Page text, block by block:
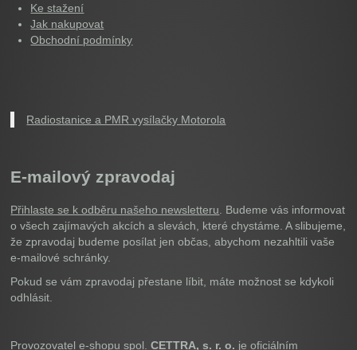
Ke stažení
Jak nakupovat
Obchodní podmínky
Radiostanice a PMR vysílačky Motorola
E-mailový zpravodaj
Přihlaste se k odběru našeho newsletteru . Budeme vás informovat
o všech zajímavých akcích a slevách, které chystáme. A slibujeme,
že zpravodaj budeme posílat jen občas, abychom nezahltili vaše
e-mailové schránky.
Pokud se vám zpravodaj přestane líbit, máte možnost se kdykoli
odhlásit.
Provozovatel e-shopu spol.CETTRA, s. r. o. je oficiálním